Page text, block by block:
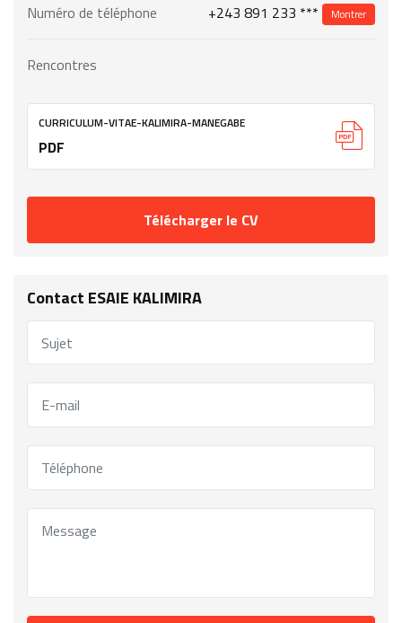
Numéro de téléphone +243 891 233 *** Montrer
Rencontres
CURRICULUM-VITAE-KALIMIRA-MANEGABE
PDF
Télécharger le CV
Contact ESAIE KALIMIRA